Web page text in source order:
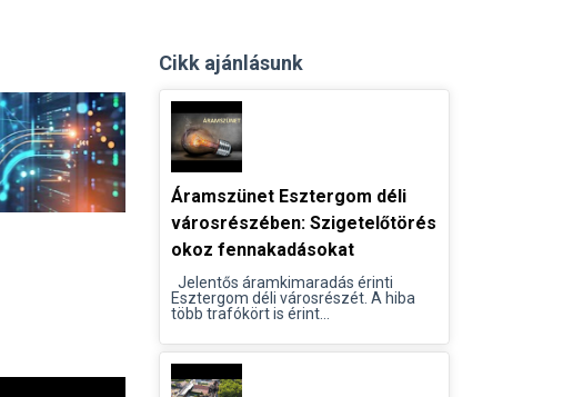
Cikk ajánlásunk
Áramszünet Esztergom déli
városrészében: Szigetelőtörés
okoz fennakadásokat
Jelentős áramkimaradás érinti
Esztergom déli városrészét. A hiba
több trafókört is érint...